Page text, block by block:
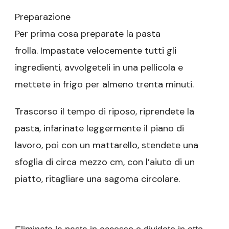
Preparazione
Per prima cosa preparate la pasta
frolla. Impastate velocemente tutti gli
ingredienti, avvolgeteli in una pellicola e
mettete in frigo per almeno trenta minuti.
Trascorso il tempo di riposo, riprendete la
pasta, infarinate leggermente il piano di
lavoro, poi con un mattarello, stendete una
sfoglia di circa mezzo cm, con l’aiuto di un
piatto, ritagliare una sagoma circolare.